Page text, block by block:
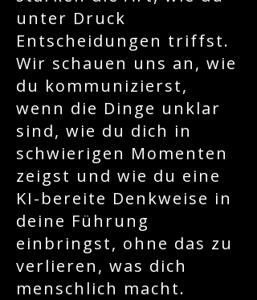
unter Druck
Entscheidungen triffst.
Wir schauen uns an, wie
du kommunizierst,
wenn die Dinge unklar
sind, wie du dich in
schwierigen Momenten
zeigst und wie du eine
KI-bereite Denkweise in
deine Führung
einbringst, ohne das zu
verlieren, was dich
menschlich macht.